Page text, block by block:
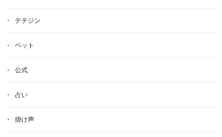
テテジン
ペット
公式
占い
掛け声